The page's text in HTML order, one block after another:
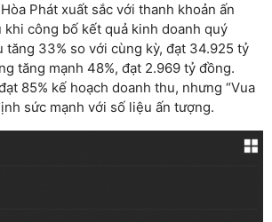
Phát xuất sắc với thanh khoản ấn
khi công bố kết quả kinh doanh quý
tăng 33% so với cùng kỳ, đạt 34.925 tỷ
tăng mạnh 48%, đạt 2.969 tỷ đồng.
85% kế hoạch doanh thu, nhưng “Vua
sức mạnh với số liệu ấn tượng.